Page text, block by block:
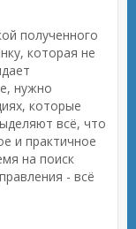
полученного
которая не
нужно
которые
всё, что
и практичное
на поиск
- всё